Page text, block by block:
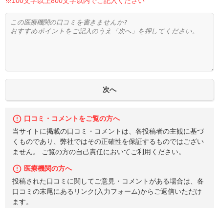
口コミ・コメントをご覧の方へ
当サイトに掲載の口コミ・コメントは、各投稿者の主観に基づ
くものであり、弊社ではその正確性を保証するものではござい
ません。 ご覧の方の自己責任においてご利用ください。
医療機関の方へ
投稿された口コミに関してご意見・コメントがある場合は、各
口コミの末尾にあるリンク(入力フォーム)からご返信いただけ
ます。